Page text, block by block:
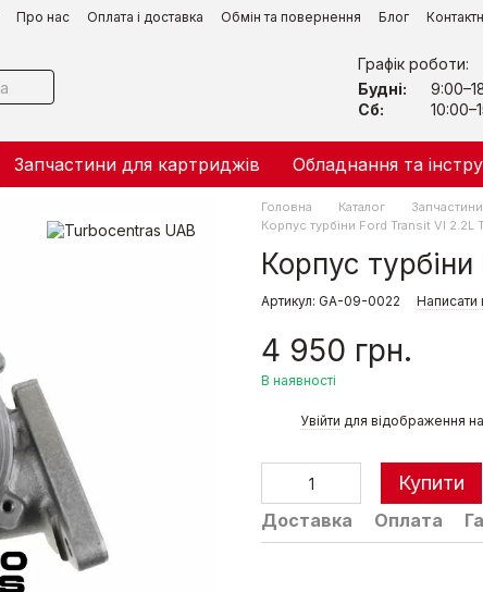
Про нас Оплата і доставка Обмін та повернення Блог
Графік роботи:
Будні:
Сб:
Запчастини для картриджів Обладнання та
Головна Каталог Запчастини
Корпус турбіни Ford Transit VI 2.2L
Корпус
Артикул: GA-09-0022 Написати
4 950 грн.
В наявності
Увійти для відображення
Купити
Доставка Оплата